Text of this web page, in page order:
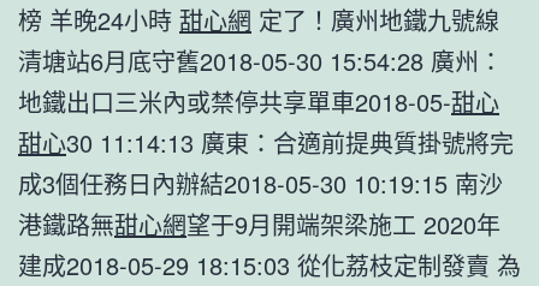
榜 羊晚24小時 甜心網 定了！廣州地鐵九號線
清塘站6月底守舊2018-05-30 15:54:28 廣州：
地鐵出口三米內或禁停共享單車2018-05-甜心
甜心30 11:14:13 廣東：合適前提典質掛號將完
成3個任務日內辦結2018-05-30 10:19:15 南沙
港鐵路無甜心網望于9月開端架梁施工 2020年
建成2018-05-29 18:15:03 從化荔枝定制發賣 為